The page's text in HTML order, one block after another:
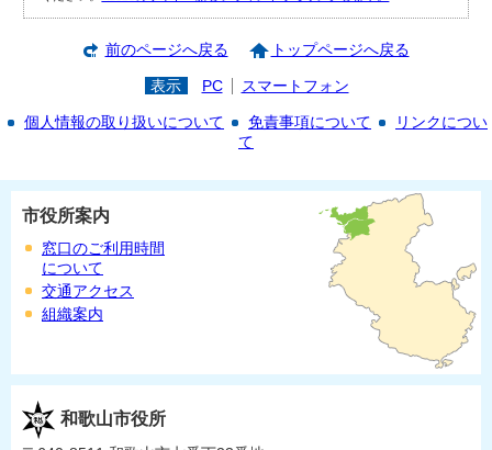
前のページへ戻る トップページへ戻る
表示 PC スマートフォン
個人情報の取り扱いについて 免責事項について
リンクについ
て
市役所案内
窓口のご利用時間
について
交通アクセス
組織案内
和歌山市役所